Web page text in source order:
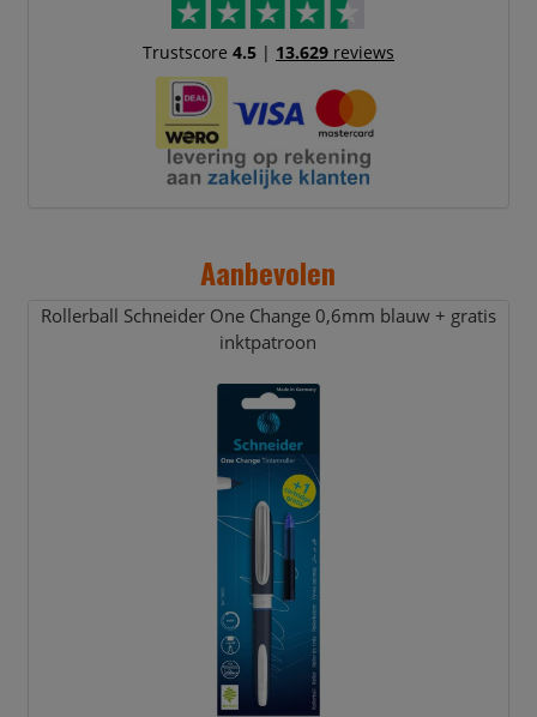
Trustscore 4.5| 13.629reviews
Aanbevolen
Rollerball Schneider One Change 0,6mm blauw + gratis
inktpatroon